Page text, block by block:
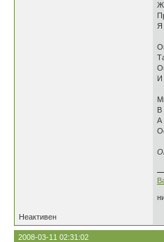
Я
И
В
А
Неактивен
2008-03-11 02:31:02